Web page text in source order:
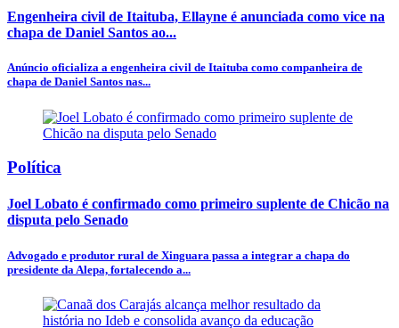
Engenheira civil de Itaituba, Ellayne é anunciada como vice na
chapa de Daniel Santos ao...
Anúncio oficializa a engenheira civil de Itaituba como companheira de
chapa de Daniel Santos nas...
Política
Joel Lobato é confirmado como primeiro suplente de Chicão na
disputa pelo Senado
Advogado e produtor rural de Xinguara passa a integrar a chapa do
presidente da Alepa, fortalecendo a...